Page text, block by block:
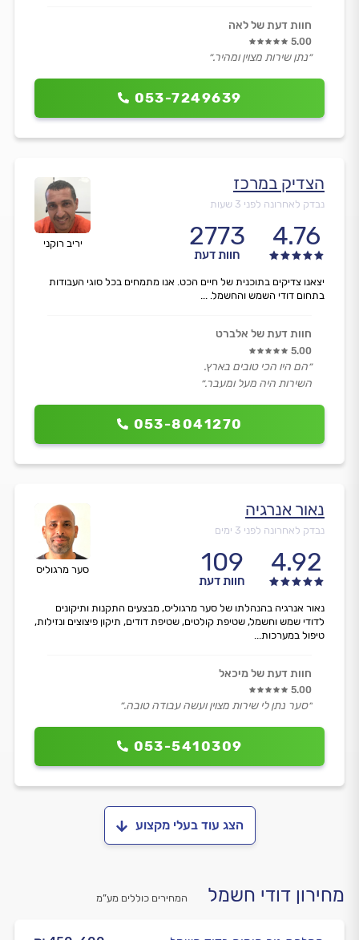
053-7249639
חוות דעת של לאה
5.00
״נתן שירות מצוין ומהיר.״
יריב רוקני
הצדיק במרכז
נבדק לאחרונה לפני 3 שעות
4.76
2773
חוות דעת
053-8041270
יצאנו צדיקים בתוכנית של חיים הכט. אנו מתמחים בכל סוגי העבודות
בתחום דודי השמש והחשמל. ...
חוות דעת של אלברט
5.00
״הם היו הכי טובים בארץ.
השירות היה מעל ומעבר.״
סער מרגוליס
נאור אנרגיה
נבדק לאחרונה לפני 3 ימים
4.92
109
חוות דעת
053-5410309
נאור אנרגיה בהנהלתו של סער מרגוליס, מבצעים התקנות ותיקונים
לדודי שמש וחשמל, שטיפת קולטים, שטיפת דודים, תיקון פיצוצים ונזילות,
טיפול במערכות...
חוות דעת של מיכאל
5.00
״סער נתן לי שירות מצוין ועשה עבודה טובה.״
הצג עוד בעלי מקצוע
מחירון דודי חשמל המחירים כוללים מע”מ